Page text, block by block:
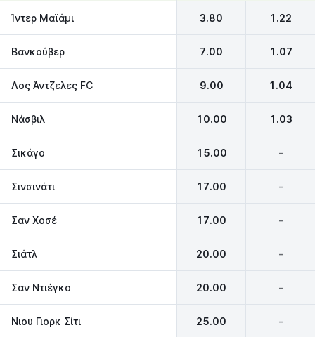
Ίντερ Μαϊάμι 3.80 1.22
Βανκούβερ 7.00 1.07
Λος Άντζελες FC 9.00 1.04
Νάσβιλ 10.00 1.03
Σικάγο 15.00 -
Σινσινάτι 17.00 -
Σαν Χοσέ 17.00 -
Σιάτλ 20.00 -
Σαν Ντιέγκο 20.00 -
Νιου Γιορκ Σίτι 25.00 -